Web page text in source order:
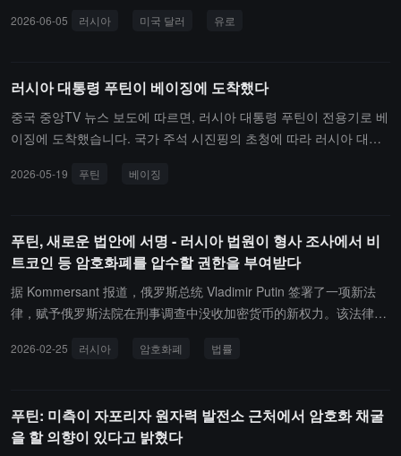
2026-06-05 러시아 미국 달러 유로
러시아 대통령 푸틴이 베이징에 도착했다
중국 중앙TV 뉴스 보도에 따르면, 러시아 대통령 푸틴이 전용기로 베
이징에 도착했습니다. 국가 주석 시진핑의 초청에 따라 러시아 대통
2026-05-19 푸틴 베이징
푸틴, 새로운 법안에 서명 - 러시아 법원이 형사 조사에서 비
트코인 등 암호화폐를 압수할 권한을 부여받다
据 Kommersant 报道，俄罗斯总统 Vladimir Putin 签署了一项新法
律，赋予俄罗斯法院在刑事调查中没收加密货币的新权力。该法律将
部副部长 Elena Ardabyeva 表示，该法律将现有的数字资产没收协议
型、数量及钱包地址等详细信息。专家表示，克里姆林宫可能会在今
年开始阻止公民访问海外加密货币交易所。
2026-02-25 러시아 암호화폐 법률
푸틴: 미측이 자포리자 원자력 발전소 근처에서 암호화 채굴
을 할 의향이 있다고 밝혔다